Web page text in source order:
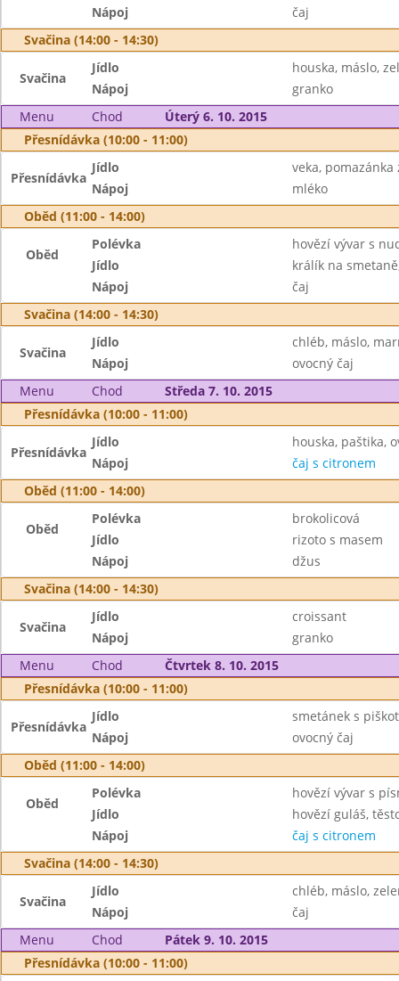
Nápoj
čaj
Svačina (14:00 - 14:30)
Svačina
Jídlo
houska, máslo,
Nápoj
granko
Menu
Chod
Úterý 6. 10. 2015
Přesnídávka (10:00 - 11:00)
Přesnídávka
Jídlo
veka,
Nápoj
mléko
Oběd (11:00 - 14:00)
Oběd
Polévka
hovězí vývar s
Jídlo
králík na
Nápoj
čaj
Svačina (14:00 - 14:30)
Svačina
Jídlo
chléb, máslo,
Nápoj
ovocný čaj
Menu
Chod
Středa 7. 10. 2015
Přesnídávka (10:00 - 11:00)
Přesnídávka
Jídlo
houska, paštika,
Nápoj
čaj s citronem
Oběd (11:00 - 14:00)
Oběd
Polévka
brokolicová
Jídlo
rizoto s masem
Nápoj
džus
Svačina (14:00 - 14:30)
Svačina
Jídlo
croissant
Nápoj
granko
Menu
Chod
Čtvrtek 8. 10. 2015
Přesnídávka (10:00 - 11:00)
Přesnídávka
Jídlo
smetánek s
Nápoj
ovocný čaj
Oběd (11:00 - 14:00)
Oběd
Polévka
hovězí vývar s
Jídlo
hovězí guláš,
Nápoj
čaj s citronem
Svačina (14:00 - 14:30)
Svačina
Jídlo
chléb, máslo,
Nápoj
čaj
Menu
Chod
Pátek 9. 10. 2015
Přesnídávka (10:00 - 11:00)